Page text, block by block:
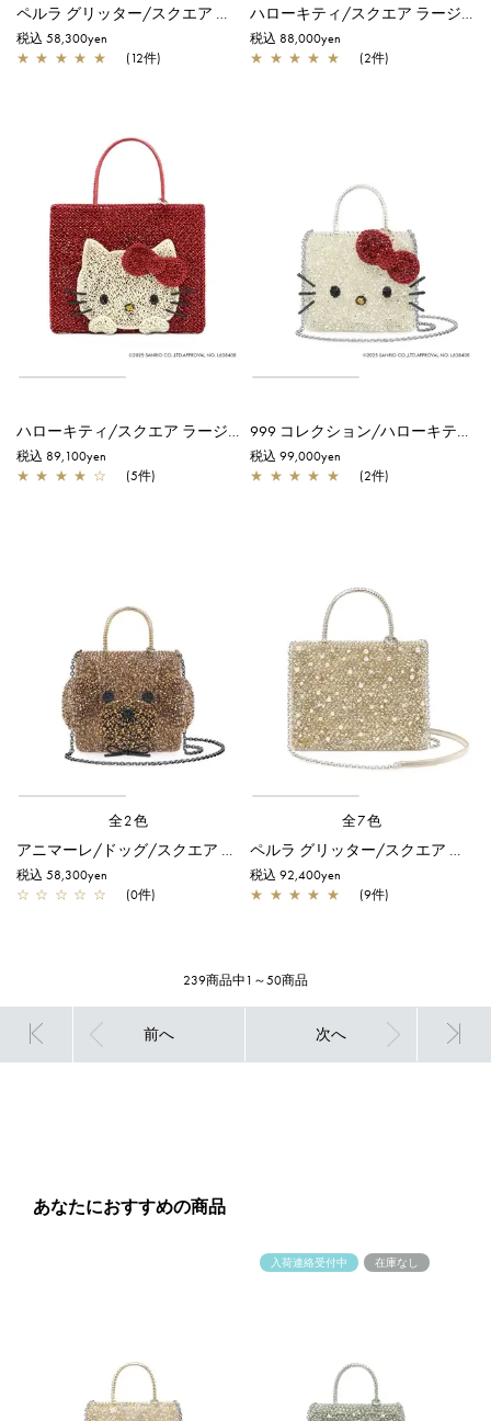
ペルラ グリッター/スクエア スモール/オーロラトラスパレンテ【オンラインストア先行販売カラー】
税込 58,300yen
★ ★ ★ ★ ★ (12件)
ハローキティ/スクエア ラージ/マットホワイト
税込 88,000yen
★ ★ ★ ★ ★ (2件)
ハローキティ/スクエア ラージ/マットレッド
税込 89,100yen
★ ★ ★ ★ ☆ (5件)
999 コレクション/ハローキティ スモール/ピュアシルバー
税込 99,000yen
★ ★ ★ ★ ★ (2件)
全2色
アニマーレ/ドッグ/スクエア スモール/ブロンズ
税込 58,300yen
☆ ☆ ☆ ☆ ☆ (0件)
全7色
ペルラ グリッター/スクエア ミディアム/シルバーゴールド
税込 92,400yen
★ ★ ★ ★ ★ (9件)
239商品中1～50商品
前へ 次へ
あなたにおすすめの商品
入荷連絡受付中 在庫なし